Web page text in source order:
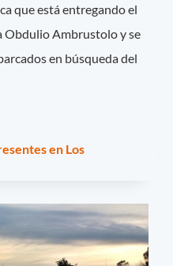
que está entregando el
Obdulio Ambrustolo y se
en búsqueda del
en Los